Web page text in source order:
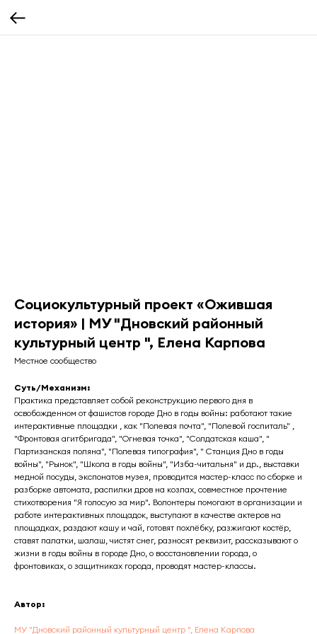
Социокультурный проект «Ожившая
история» | МУ "Дновский районный
культурный центр ", Елена Карпова
Местное сообщество
Суть/Механизм:
Практика представляет собой реконструкцию первого дня в
освобожденном от фашистов городе Дно в годы войны: работают такие
интерактивные площадки , как "Полевая почта", "Полевой госпиталь" ,
"Фронтовая агитбригада", "Огневая точка", "Солдатская каша", "
Партизанская поляна", "Полевая типография", " Станция Дно в годы
войны", "Рынок", "Школа в годы войны", "Изба-читальня" и др., выставки
медной посуды, экспонатов музея, проводится мастер-класс по сборке и
разборке автомата, распилки дров на козлах, совместное прочтение
стихотворения "Я голосую за мир". Волонтеры помогают в организации и
работе интерактивных площадок, выступают в качестве актеров на
площадках, раздают кашу и чай, готовят похлёбку, разжигают костёр,
ставят палатки, шалаш, чистят снег, разносят реквизит, рассказывают о
жизни в годы войны в городе Дно, о восстановлении города, о
фронтовиках, о защитниках города, проводят мастер-классы.
Автор:
МУ "Дновский районный культурный центр ", Елена Карпова